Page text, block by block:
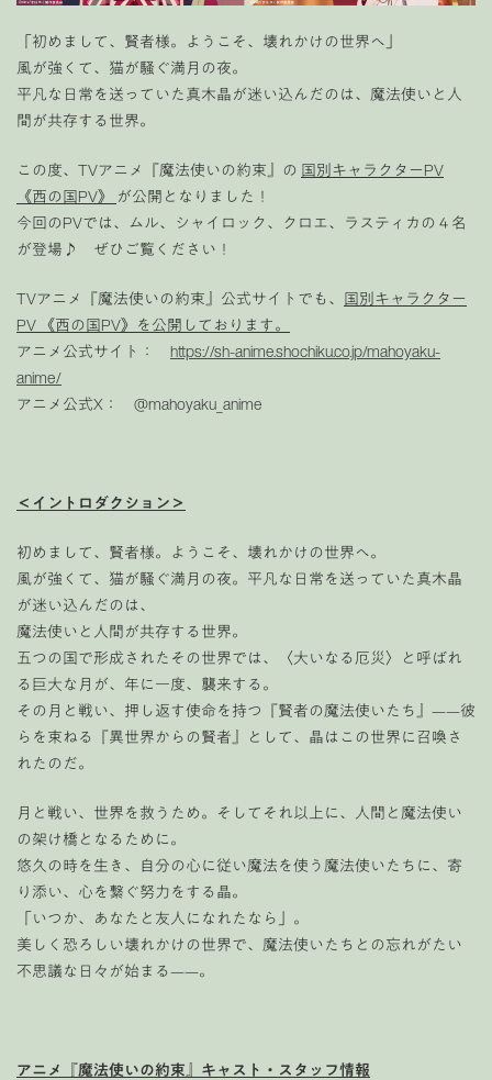
「初めまして、賢者様。ようこそ、壊れかけの世界へ」
風が強くて、猫が騒ぐ満月の夜。
平凡な日常を送っていた真木晶が迷い込んだのは、魔法使いと人
間が共存する世界。
この度、TVアニメ『魔法使いの約束』の 国別キャラクターPV
《西の国PV》 が公開となりました！
今回のPVでは、ムル、シャイロック、クロエ、ラスティカの４名
が登場♪ ぜひご覧ください！
TVアニメ『魔法使いの約束』公式サイトでも、 国別キャラクター
PV 《西の国PV》を公開しております。
アニメ公式サイト： https://sh-anime.shochiku.co.jp/mahoyaku-
anime/
アニメ公式X： @mahoyaku_anime
＜イントロダクション＞
初めまして、賢者様。ようこそ、壊れかけの世界へ。
風が強くて、猫が騒ぐ満月の夜。平凡な日常を送っていた真木晶
が迷い込んだのは、
魔法使いと人間が共存する世界。
五つの国で形成されたその世界では、〈大いなる厄災〉と呼ばれ
る巨大な月が、年に一度、襲来する。
その月と戦い、押し返す使命を持つ『賢者の魔法使いたち』——彼
らを束ねる『異世界からの賢者』として、晶はこの世界に召喚さ
れたのだ。
月と戦い、世界を救うため。そしてそれ以上に、人間と魔法使い
の架け橋となるために。
悠久の時を生き、自分の心に従い魔法を使う魔法使いたちに、寄
り添い、心を繋ぐ努力をする晶。
「いつか、あなたと友人になれたなら」。
美しく恐ろしい壊れかけの世界で、魔法使いたちとの忘れがたい
不思議な日々が始まる——。
アニメ『魔法使いの約束』キャスト・スタッフ情報